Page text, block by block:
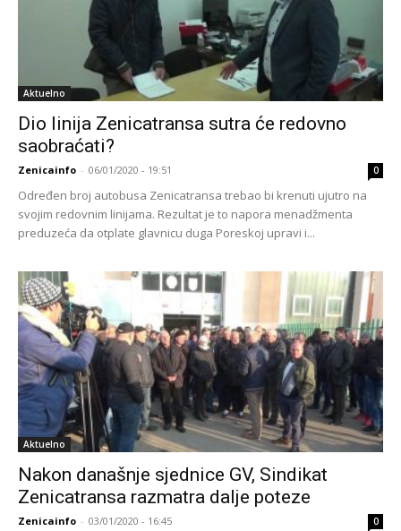
Aktuelno
Dio linija Zenicatransa sutra će redovno
saobraćati?
Zenicainfo - 06/01/2020 - 19:51 0
Određen broj autobusa Zenicatransa trebao bi krenuti ujutro na
svojim redovnim linijama. Rezultat je to napora menadžmenta
preduzeća da otplate glavnicu duga Poreskoj upravi i...
Aktuelno
Nakon današnje sjednice GV, Sindikat
Zenicatransa razmatra dalje poteze
Zenicainfo - 03/01/2020 - 16:45 0